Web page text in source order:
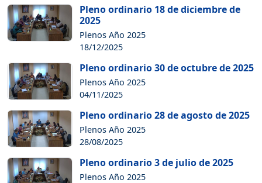
Pleno ordinario 18 de diciembre de
2025
Plenos Año 2025
18/12/2025
Pleno ordinario 30 de octubre de 2025
Plenos Año 2025
04/11/2025
Pleno ordinario 28 de agosto de 2025
Plenos Año 2025
28/08/2025
Pleno ordinario 3 de julio de 2025
Plenos Año 2025